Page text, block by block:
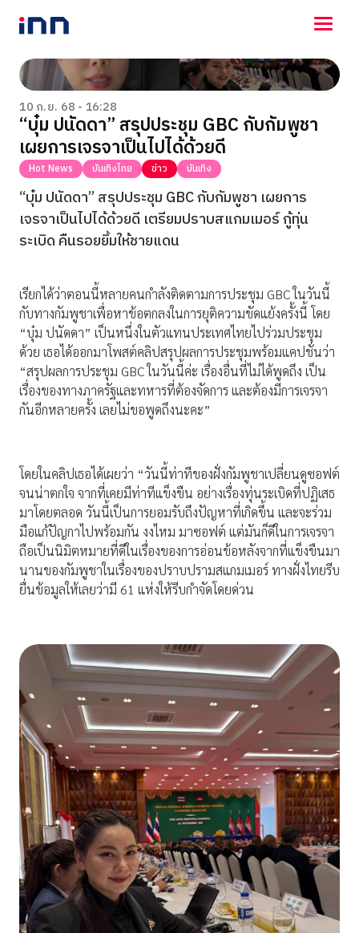
NEWS
ENTERTAINMENT
LIFESTYLE
HOROSCOPE
LOTTERY
VIDEO
ร่วมด้วยช่วยกัน
10 ก.ย. 68 - 16:28
“บุ๋ม ปนัดดา” สรุปประชุม GBC กับกัมพูชา
เผยการเจรจาเป็นไปได้ด้วยดี
Hot News บันเทิงไทย ข่าว บันเทิง
“บุ๋ม ปนัดดา” สรุปประชุม GBC กับกัมพูชา เผยการ
เจรจาเป็นไปได้ด้วยดี เตรียมปราบสแกมเมอร์ กู้ทุ่น
ระเบิด คืนรอยยิ้มให้ชายแดน
เรียกได้ว่าตอนนี้หลายคนกำลังติดตามการประชุม GBC ในวันนี้
กับทางกัมพูชาเพื่อหาข้อตกลงในการยุติความขัดแย้งครั้งนี้ โดย
“บุ๋ม ปนัดดา” เป็นหนึ่งในตัวแทนประเทศไทยไปร่วมประชุม
ด้วย เธอได้ออกมาโพสต์คลิปสรุปผลการประชุมพร้อมแคปชั่นว่า
“สรุปผลการประชุม GBC ในวันนี้ค่ะ เรื่องอื่นที่ไม่ได้พูดถึง เป็น
เรื่องของทางภาครัฐและทหารที่ต้องจัดการ และต้องมีการเจรจา
กันอีกหลายครั้ง เลยไม่ขอพูดถึงนะคะ”
โดยในคลิปเธอได้เผยว่า “วันนี้ท่าทีของฝั่งกัมพูชาเปลี่ยนดูซอฟต์
จนน่าตกใจ จากที่เคยมีท่าทีแข็งขืน อย่างเรื่องทุ่นระเบิดที่ปฏิเสธ
มาโดยตลอด วันนี้เป็นการยอมรับถึงปัญหาที่เกิดขึ้น และจะร่วม
มือแก้ปัญกาไปพร้อมกัน งงไหม มาซอฟต์ แต่มันก็ดีในการเจรจา
ถือเป็นนิมิตหมายที่ดีในเรื่องของการอ่อนข้อหลังจากที่แข็งขืนมา
นานของกัมพูชาในเรื่องของปราบปรามสแกมเมอร์ ทางฝั่งไทยรีบ
ยื่นข้อมูลให้เลยว่ามี 61 แห่งให้รีบกำจัดโดยด่วน